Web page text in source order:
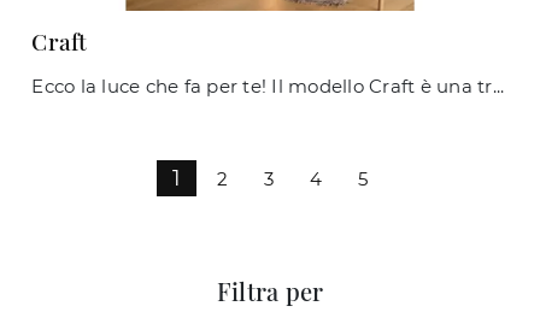
Craft
Ecco la luce che fa per te! Il modello Craft è una tra le nostre lampade da terra di Ideal Lux.
1 2 3 4 5
Filtra per